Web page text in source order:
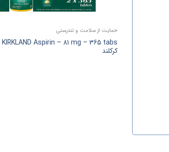
حمایت از سلامت و تندرستی
کرکلند